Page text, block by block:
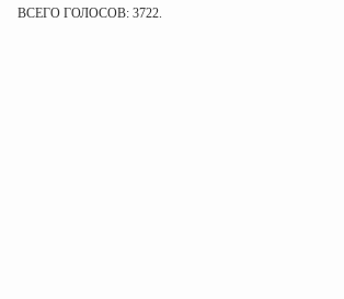
ВСЕГО ГОЛОСОВ: 3722.